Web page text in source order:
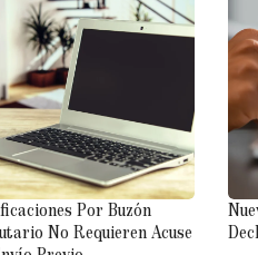
Por Buzón
No Requieren Acuse